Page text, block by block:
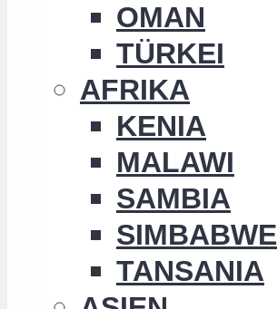
OMAN
TÜRKEI
AFRIKA
KENIA
MALAWI
SAMBIA
SIMBABWE
TANSANIA